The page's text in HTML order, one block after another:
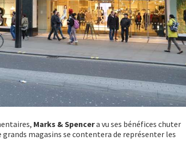
Marks & Spencera vu ses bénéfices chuter
grands magasins se contentera de représenter les